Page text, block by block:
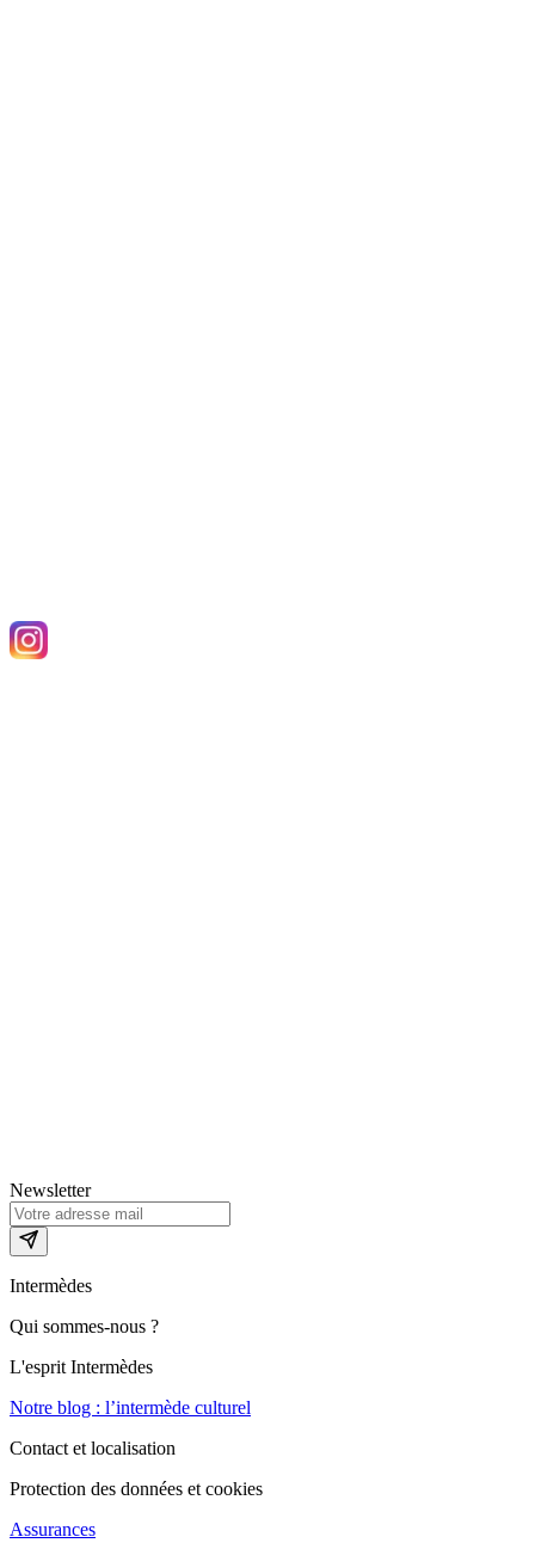
Newsletter
Intermèdes
Qui sommes-nous ?
L'esprit Intermèdes
Notre blog : l’intermède culturel
Contact et localisation
Protection des données et cookies
Assurances